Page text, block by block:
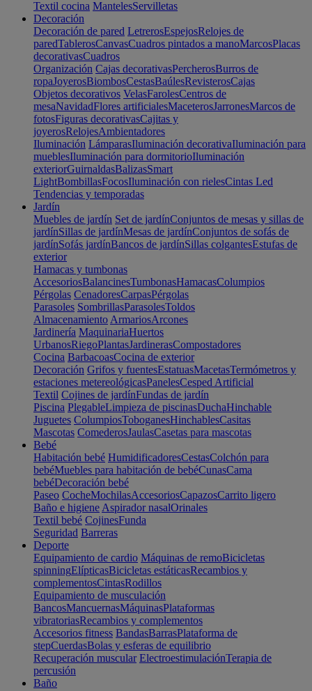
Textil cocina MantelesServilletas
Decoración
Decoración de pared LetrerosEspejosRelojes de
paredTablerosCanvasCuadros pintados a manoMarcosPlacas
decorativasCuadros
Organización Cajas decorativasPercherosBurros de
ropaJoyerosBiombosCestasBaúlesRevisterosCajas
Objetos decorativos VelasFarolesCentros de
mesaNavidadFlores artificialesMaceterosJarronesMarcos de
fotosFiguras decorativasCajitas y
joyerosRelojesAmbientadores
Iluminación LámparasIluminación decorativaIluminación para
mueblesIluminación para dormitorioIluminación
exteriorGuirnaldasBalizasSmart
LightBombillasFocosIluminación con rielesCintas Led
Tendencias y temporadas
Jardín
Muebles de jardín Set de jardínConjuntos de mesas y sillas de
jardínSillas de jardínMesas de jardínConjuntos de sofás de
jardínSofás jardínBancos de jardínSillas colgantesEstufas de
exterior
Hamacas y tumbonas
AccesoriosBalancinesTumbonasHamacasColumpios
Pérgolas CenadoresCarpasPérgolas
Parasoles SombrillasParasolesToldos
Almacenamiento ArmariosArcones
Jardinería MaquinariaHuertos
UrbanosRiegoPlantasJardinerasCompostadores
Cocina BarbacoasCocina de exterior
Decoración Grifos y fuentesEstatuasMacetasTermómetros y
estaciones metereológicasPanelesCesped Artificial
Textil Cojines de jardínFundas de jardín
Piscina PlegableLimpieza de piscinasDuchaHinchable
Juguetes ColumpiosToboganesHinchablesCasitas
Mascotas ComederosJaulasCasetas para mascotas
Bebé
Habitación bebé HumidificadoresCestasColchón para
bebéMuebles para habitación de bebéCunasCama
bebéDecoración bebé
Paseo CocheMochilasAccesoriosCapazosCarrito ligero
Baño e higiene Aspirador nasalOrinales
Textil bebé CojinesFunda
Seguridad Barreras
Deporte
Equipamiento de cardio Máquinas de remoBicicletas
spinningElípticasBicicletas estáticasRecambios y
complementosCintasRodillos
Equipamiento de musculación
BancosMancuernasMáquinasPlataformas
vibratoriasRecambios y complementos
Accesorios fitness BandasBarrasPlataforma de
stepCuerdasBolas y esferas de equilibrio
Recuperación muscular ElectroestimulaciónTerapia de
percusión
Baño